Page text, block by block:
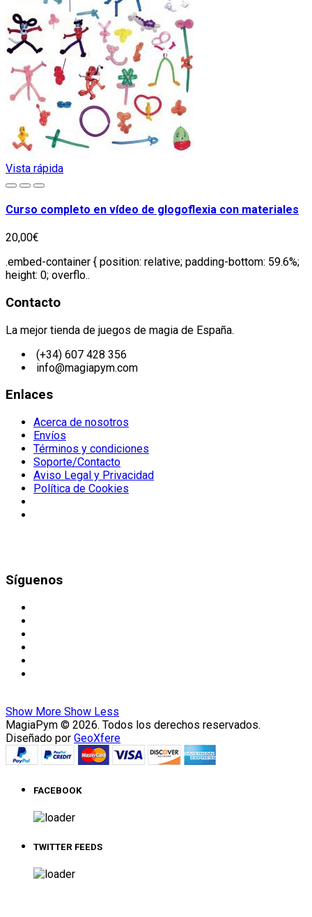
Vista rápida
Curso completo en vídeo de glogoflexia con materiales
20,00€
.embed-container { position: relative; padding-bottom: 59.6%;
height: 0; overflo..
Contacto
La mejor tienda de juegos de magia de España.
(+34) 607 428 356
info@magiapym.com
Enlaces
Acerca de nosotros
Envíos
Términos y condiciones
Soporte/Contacto
Aviso Legal y Privacidad
Política de Cookies
Síguenos
Show More Show Less
MagiaPym © 2026. Todos los derechos reservados.
Diseñado por GeoXfere
FACEBOOK
TWITTER FEEDS